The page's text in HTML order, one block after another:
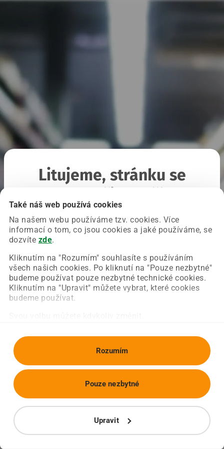
Také náš web používá cookies
Na našem webu používáme tzv. cookies. Více
informací o tom, co jsou cookies a jaké používáme, se
dozvíte zde.
Kliknutím na "Rozumím" souhlasíte s používáním
všech našich cookies. Po kliknutí na "Pouze nezbytné"
budeme používat pouze nezbytné technické cookies.
Kliknutím na "Upravit" můžete vybrat, které cookies
budeme používat.
Rozumím
Upravit
Pouze nezbytné
Litujeme, stránku se
Chyba nastala na naší straně a už ji opravujeme.
Zkuste prosím znovu načíst požadovanou stránku.
Obnovit stránku Úvodní strana